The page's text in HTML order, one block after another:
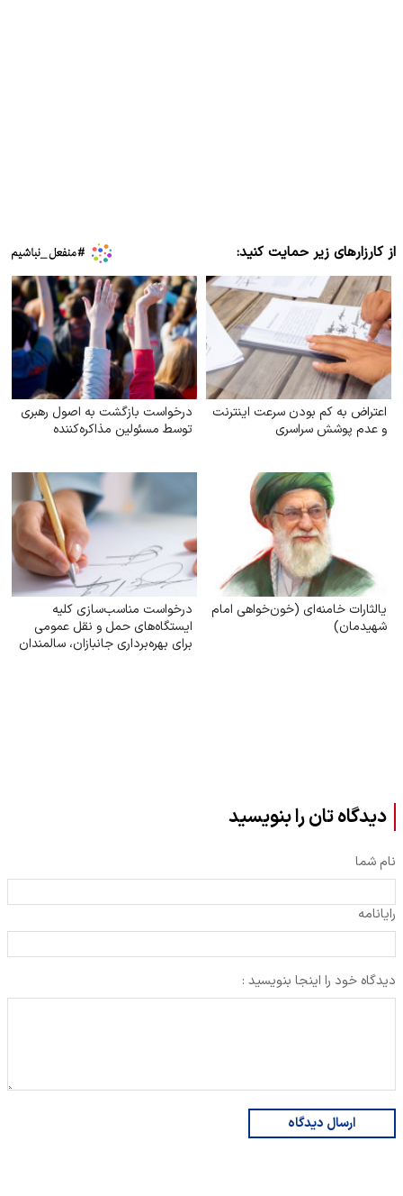
از کارزارهای زیر حمایت کنید:
اعتراض به کم بودن سرعت اینترنت
و عدم پوشش سراسری
درخواست بازگشت به اصول رهبری
توسط مسئولین مذاکره‌کننده
یالثارات خامنه‌ای (خون‌خواهی امام
شهیدمان)
درخواست مناسب‌سازی کلیه
ایستگاه‌های حمل‌ و نقل عمومی
برای بهره‌برداری جانبازان، سالمندان
دیدگاه تان را بنویسید
نام شما
رایانامه
دیدگاه خود را اینجا بنویسید :
ارسال دیدگاه